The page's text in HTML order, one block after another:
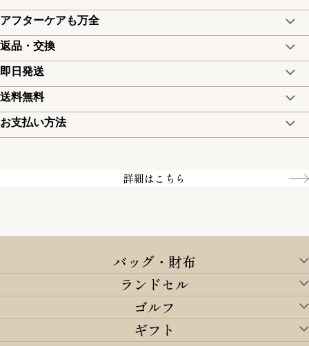
商品金額の10%をポイント還元いたします。
アフターケアも万全
取り扱い商品はすべて正規品となります。
修理などのご相談に関しましては、責任を持って対応させてい
ただきます。
返品・交換
即日発送
お取寄せ商品を除く
送料無料
5,500円(税込)以上で全国送料無料となります。
お支払い方法
詳細はこちら
バッグ・財布
バッグ・財布TOP
すべてを見る
アイテムから選ぶ
ランドセル
ランドセルTOP
すべてを見る
ゴルフ
ゴルフTOP
ギフト